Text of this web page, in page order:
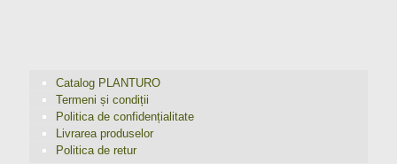
Catalog PLANTURO
Termeni și condiții
Politica de confidențialitate
Livrarea produselor
Politica de retur